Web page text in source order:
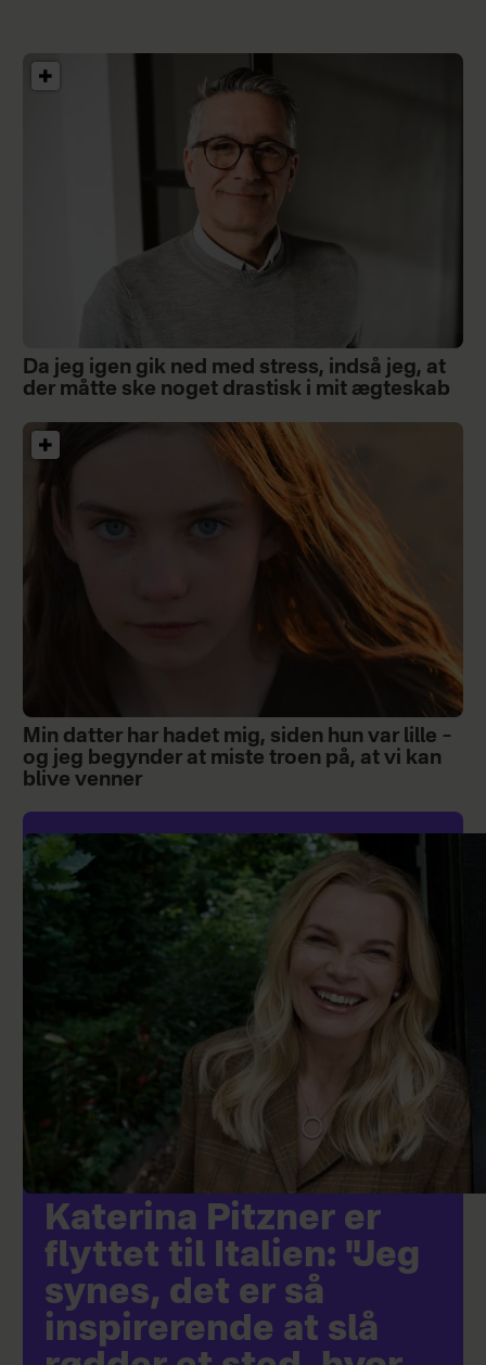
Da jeg igen gik ned med stress, indså jeg, at
der måtte ske noget drastisk i mit ægteskab
Min datter har hadet mig, siden hun var lille –
og jeg begynder at miste troen på, at vi kan
blive venner
Katerina Pitzner er
flyttet til Italien: "Jeg
synes, det er så
inspirerende at slå